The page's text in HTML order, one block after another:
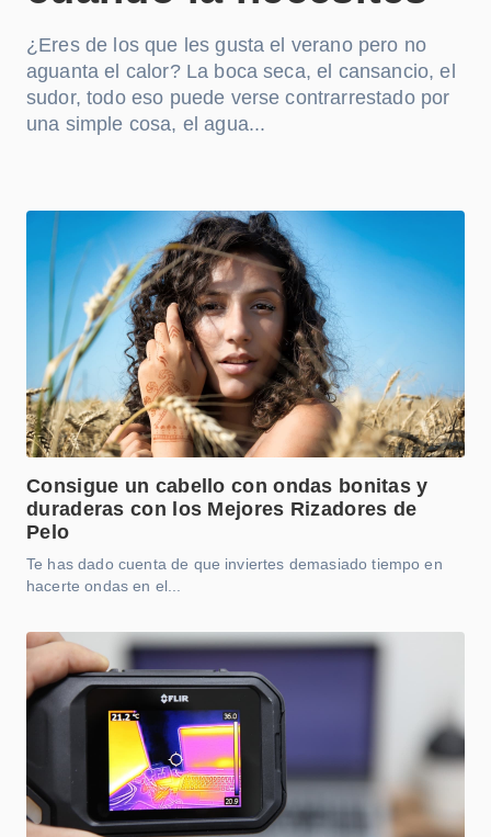
¿Eres de los que les gusta el verano pero no
aguanta el calor? La boca seca, el cansancio, el
sudor, todo eso puede verse contrarrestado por
una simple cosa, el agua...
Consigue un cabello con ondas bonitas y
duraderas con los Mejores Rizadores de
Pelo
Te has dado cuenta de que inviertes demasiado tiempo en
hacerte ondas en el...